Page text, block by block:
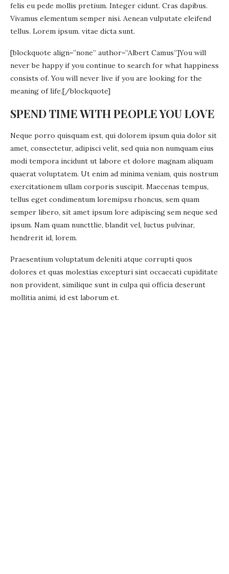
felis eu pede mollis pretium. Integer cidunt. Cras dapibus.
Vivamus elementum semper nisi. Aenean vulputate eleifend
tellus. Lorem ipsum. vitae dicta sunt.
[blockquote align=”none” author=”Albert Camus”]You will
never be happy if you continue to search for what happiness
consists of. You will never live if you are looking for the
meaning of life.[/blockquote]
SPEND TIME WITH PEOPLE YOU LOVE
Neque porro quisquam est, qui dolorem ipsum quia dolor sit
amet, consectetur, adipisci velit, sed quia non numquam eius
modi tempora incidunt ut labore et dolore magnam aliquam
quaerat voluptatem. Ut enim ad minima veniam, quis nostrum
exercitationem ullam corporis suscipit. Maecenas tempus,
tellus eget condimentum loremipsu rhoncus, sem quam
semper libero, sit amet ipsum lore adipiscing sem neque sed
ipsum. Nam quam nuncttlie, blandit vel, luctus pulvinar,
hendrerit id, lorem.
Praesentium voluptatum deleniti atque corrupti quos
dolores et quas molestias excepturi sint occaecati cupiditate
non provident, similique sunt in culpa qui officia deserunt
mollitia animi, id est laborum et.